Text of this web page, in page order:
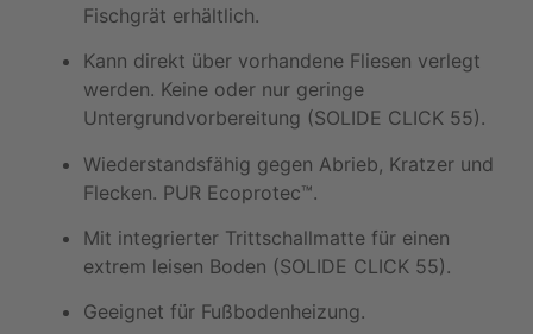
Fischgrät erhältlich.
Kann direkt über vorhandene Fliesen verlegt
werden. Keine oder nur geringe
Untergrundvorbereitung (SOLIDE CLICK 55).
Wiederstandsfähig gegen Abrieb, Kratzer und
Flecken. PUR Ecoprotec™.
Mit integrierter Trittschallmatte für einen
extrem leisen Boden (SOLIDE CLICK 55).
Geeignet für Fußbodenheizung.